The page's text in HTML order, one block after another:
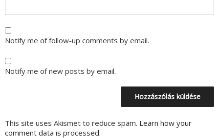
Notify me of follow-up comments by email.
Notify me of new posts by email.
This site uses Akismet to reduce spam. Learn how your
comment data is processed.